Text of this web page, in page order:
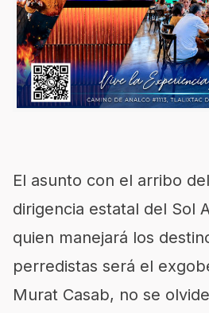
El asunto con el arribo
dirigencia estatal del Sol
quien manejará los
perredistas será el
Murat Casab, no se